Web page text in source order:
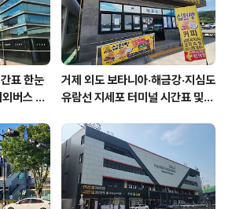
표 한눈
버스 총
거제 외도 보타니아·해금강·지심도
유람선 지세포 터미널 시간표 및